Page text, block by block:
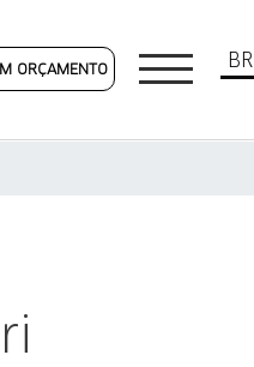
ORÇAMENTO BR